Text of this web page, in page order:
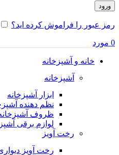
ورود
رمز عبور را فراموش کرده اید؟
0 مورد
خانه و آشپزخانه
آشپزخانه
ابزار آشپزخانه
نظم دهنده
ظروف
لوازم برقی
رخت آویز
رخت آویز